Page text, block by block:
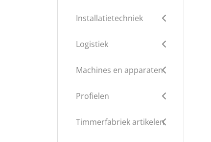
Installatietechniek
Logistiek
Machines en apparaten
Profielen
Timmerfabriek artikelen